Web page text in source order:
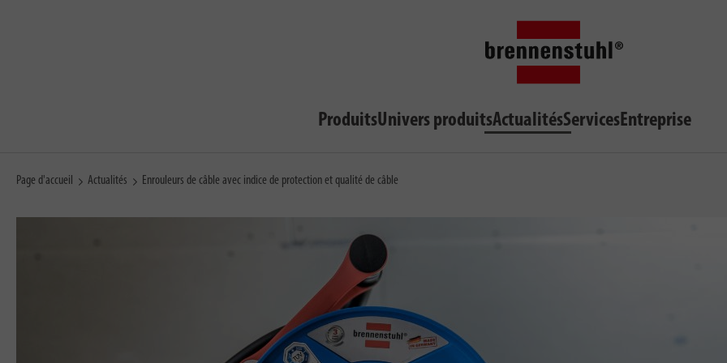
ProduitsUnivers produitsActualitésServicesEntreprise
Page d'accueil Actualités Enrouleurs de câble avec indice de protection et qualité de câble